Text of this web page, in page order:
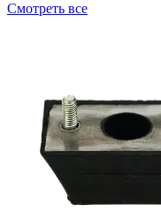
Смотреть все